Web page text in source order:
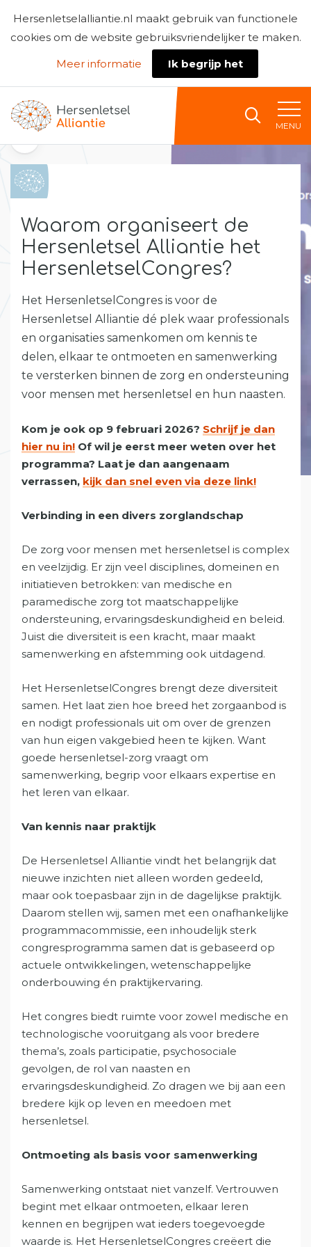
Hersenletselalliantie.nl maakt gebruik van functionele
cookies om de website gebruiksvriendelijker te maken.
Meer informatie
Ik begrijp het
Naar home
MENU
Terug naar het nieuwsoverzicht
Waarom organiseert de
Hersenletsel Alliantie het
HersenletselCongres?
Het HersenletselCongres is voor de
Hersenletsel Alliantie dé plek waar professionals
en organisaties samenkomen om kennis te
delen, elkaar te ontmoeten en samenwerking
te versterken binnen de zorg en ondersteuning
voor mensen met hersenletsel en hun naasten.
Kom je ook op 9 februari 2026? Schrijf je dan
hier nu in! Of wil je eerst meer weten over het
programma? Laat je dan aangenaam
verrassen, kijk dan snel even via deze link!
Verbinding in een divers zorglandschap
De zorg voor mensen met hersenletsel is complex
en veelzijdig. Er zijn veel disciplines, domeinen en
initiatieven betrokken: van medische en
paramedische zorg tot maatschappelijke
ondersteuning, ervaringsdeskundigheid en beleid.
Juist die diversiteit is een kracht, maar maakt
samenwerking en afstemming ook uitdagend.
Het HersenletselCongres brengt deze diversiteit
samen. Het laat zien hoe breed het zorgaanbod is
en nodigt professionals uit om over de grenzen
van hun eigen vakgebied heen te kijken. Want
goede hersenletsel-zorg vraagt om
samenwerking, begrip voor elkaars expertise en
het leren van elkaar.
Van kennis naar praktijk
De Hersenletsel Alliantie vindt het belangrijk dat
nieuwe inzichten niet alleen worden gedeeld,
maar ook toepasbaar zijn in de dagelijkse praktijk.
Daarom stellen wij, samen met een onafhankelijke
programmacommissie, een inhoudelijk sterk
congresprogramma samen dat is gebaseerd op
actuele ontwikkelingen, wetenschappelijke
onderbouwing én praktijkervaring.
Het congres biedt ruimte voor zowel medische en
technologische vooruitgang als voor bredere
thema’s, zoals participatie, psychosociale
gevolgen, de rol van naasten en
ervaringsdeskundigheid. Zo dragen we bij aan een
bredere kijk op leven en meedoen met
hersenletsel.
Ontmoeting als basis voor samenwerking
Samenwerking ontstaat niet vanzelf. Vertrouwen
begint met elkaar ontmoeten, elkaar leren
kennen en begrijpen wat ieders toegevoegde
waarde is. Het HersenletselCongres creëert die